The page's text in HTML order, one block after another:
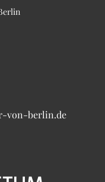
von-berlin.de